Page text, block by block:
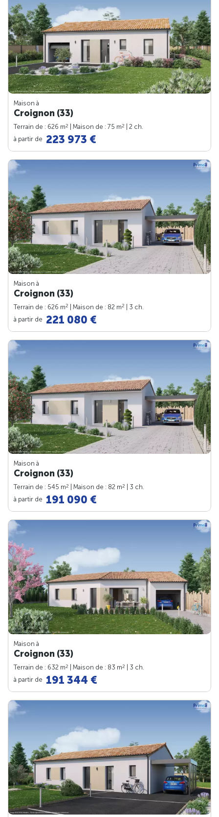
Maison à
Croignon (33)
Terrain de : 626 m2 | Maison de : 75 m2
| 2 ch.
à partir de 223 973 €
Maison à
Croignon (33)
Terrain de : 626 m2 | Maison de : 82 m2
| 3 ch.
à partir de 221 080 €
Maison à
Croignon (33)
Terrain de : 545 m2 | Maison de : 82 m2
| 3 ch.
à partir de 191 090 €
Maison à
Croignon (33)
Terrain de : 632 m2 | Maison de : 83 m2
| 3 ch.
à partir de 191 344 €